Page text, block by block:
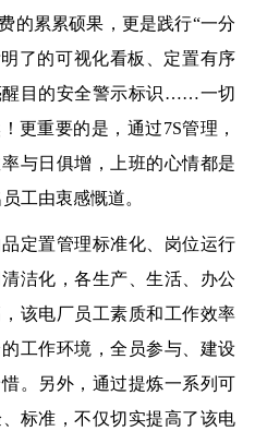
的累累硕果，更是践行“一分
了的可视化看板、定置有序
醒目的安全警示标识……一切
更重要的是，通过7S管理，
与日俱增，上班的心情都是
工由衷感慨道。
置管理标准化、岗位运行
洁化，各生产、生活、办公
该电厂员工素质和工作效率
工作环境，全员参与、建设
。另外，通过提炼一系列可
、标准，不仅切实提高了该电